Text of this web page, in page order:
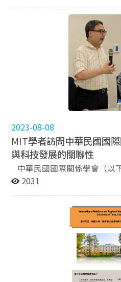
歷投遞期限 : 2/26 - 3/31 - 實習期間 : 2024/07/01 -
: https://docs.google.com/
: https://
1immxQ6wWFRsq5ikvr3sBuQxHhl 2. Like
司，從「教育」和「旅遊」兩
異的台灣人成為城市導覽員
(walking tour)的方式深度認
全台排名第一的步行導覽。 - 工作內容 擔
中、台南或高雄任一城市
擔任台北、台中、台南或高雄
導覽夏令營」隊輔 擔任台北、台中、台南或高雄任一城市
私人導覽課程人力 - 報名連結
: https://muf.pse.is/5lsdmq - 線上說明會（03/01
19:00）報名連結：https://
訊：
在招募市場研究實習生，計畫細節如下：
大三以上、研究所在校學生
2023-08-08
MIT學者訪問中華民國國
與科技發展的關聯性
中華民國國際關係學會（以
8月4日邀請美國麻省理工學院
Stability, and Technology
Why They Might Lead to Its
企中心辦理，由國關學會與
略研究所共同主辦。 本次活
校國際事務學院院長連弘宜
研究專長為中國經濟，著作
2031